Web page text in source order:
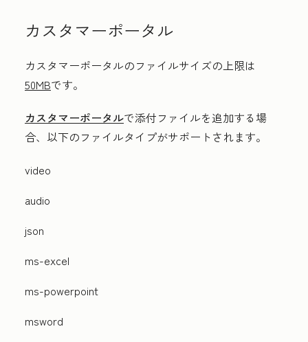
カスタマーポータル
カスタマーポータルのファイルサイズの上限は
50MBです。
カスタマーポータルで添付ファイルを追加する場
合、以下のファイルタイプがサポートされます。
video
audio
json
ms-excel
ms-powerpoint
msword